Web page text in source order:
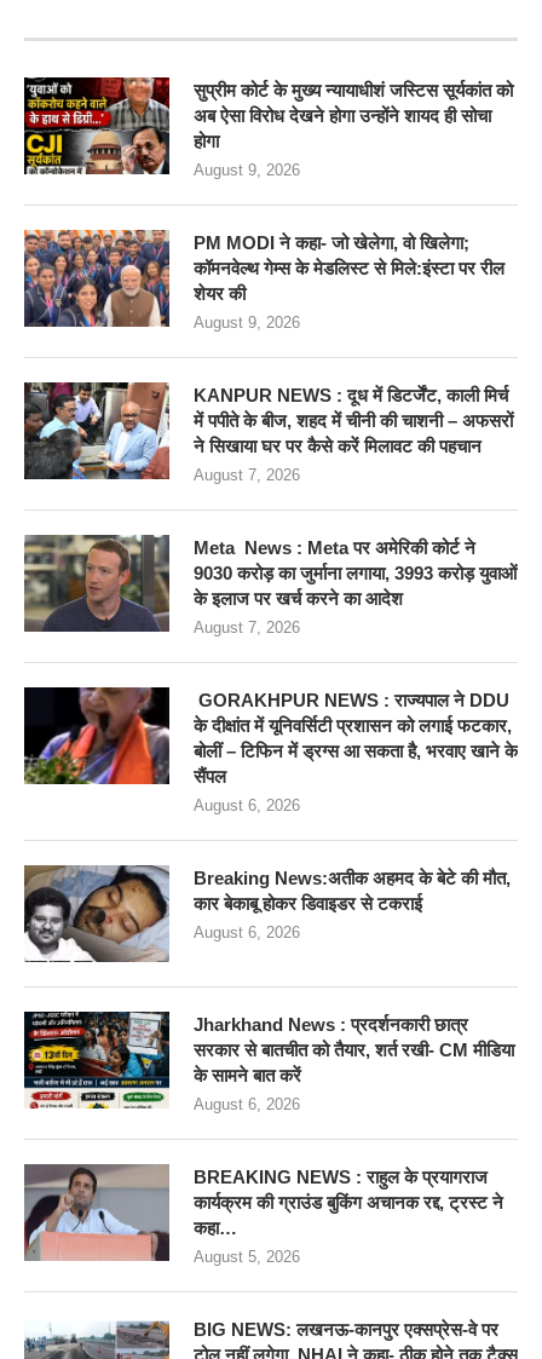
सुप्रीम कोर्ट के मुख्य न्यायाधीशं जस्टिस सूर्यकांत को
अब ऐसा विरोध देखने होगा उन्होंने शायद ही सोचा
होगा
August 9, 2026
PM MODI ने कहा- जो खेलेगा, वो खिलेगा;
कॉमनवेल्थ गेम्स के मेडलिस्ट से मिले:इंस्टा पर रील
शेयर की
August 9, 2026
KANPUR NEWS : दूध में डिटर्जेंट, काली मिर्च
में पपीते के बीज, शहद में चीनी की चाशनी – अफसरों
ने सिखाया घर पर कैसे करें मिलावट की पहचान
August 7, 2026
Meta News : Meta पर अमेरिकी कोर्ट ने
9030 करोड़ का जुर्माना लगाया, 3993 करोड़ युवाओं
के इलाज पर खर्च करने का आदेश
August 7, 2026
GORAKHPUR NEWS : राज्यपाल ने DDU
के दीक्षांत में यूनिवर्सिटी प्रशासन को लगाई फटकार,
बोलीं – टिफिन में ड्रग्स आ सकता है, भरवाए खाने के
सैंपल
August 6, 2026
Breaking News:अतीक अहमद के बेटे की मौत,
कार बेकाबू होकर डिवाइडर से टकराई
August 6, 2026
Jharkhand News : प्रदर्शनकारी छात्र
सरकार से बातचीत को तैयार, शर्त रखी- CM मीडिया
के सामने बात करें
August 6, 2026
BREAKING NEWS : राहुल के प्रयागराज
कार्यक्रम की ग्राउंड बुकिंग अचानक रद्द, ट्रस्ट ने
कहा…
August 5, 2026
BIG NEWS: लखनऊ-कानपुर एक्सप्रेस-वे पर
टोल नहीं लगेगा, NHAI ने कहा- ठीक होने तक टैक्स